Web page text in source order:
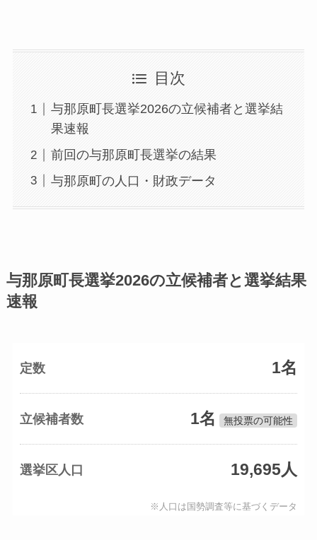
目次
与那原町長選挙2026の立候補者と選挙結
果速報
前回の与那原町長選挙の結果
与那原町の人口・財政データ
与那原町長選挙2026の立候補者と選挙結果
速報
定数 1名
立候補者数 1名 無投票の可能性
選挙区人口 19,695人
※人口は国勢調査等に基づくデータ